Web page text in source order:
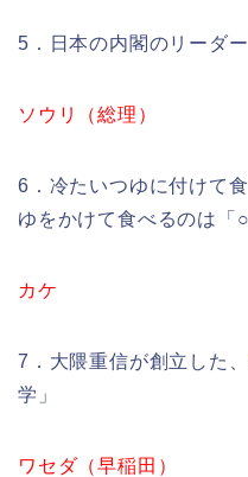
5．日本の内閣のリーダ
ソウリ（総理）
6．冷たいつゆに付けて
ゆをかけて食べるのは「
カケ
7．大隈重信が創立した
学」
ワセダ（早稲田）